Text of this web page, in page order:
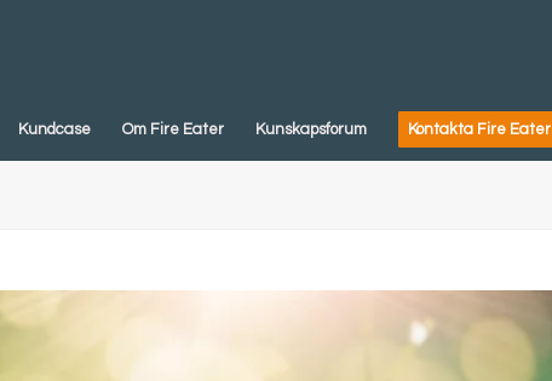
Kundcase Om Fire Eater Kunskapsforum Kontakta Fire Eater